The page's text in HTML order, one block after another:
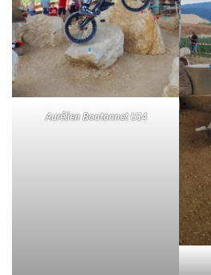
Aurélien Boutonnet U14